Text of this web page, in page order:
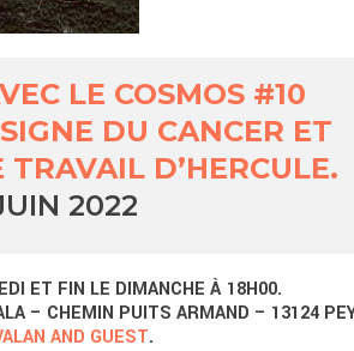
LE COSMOS #10
DU CANCER ET
D’HERCULE.
2022
ET FIN LE DIMANCHE À 18H00.
– CHEMIN PUITS ARMAND – 13124
AND GUEST.